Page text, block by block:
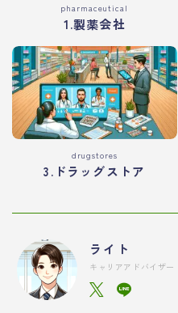
pharmaceutical
1.製薬会社
drugstores
3.ドラッグストア
ライト
キャリアアドバイザー